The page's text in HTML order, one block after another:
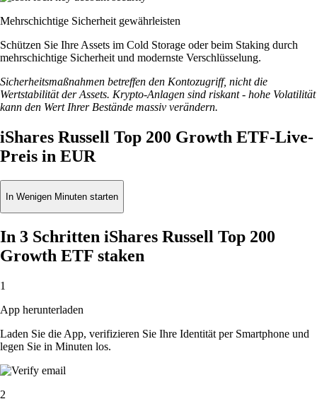
Mehrschichtige Sicherheit gewährleisten
Schützen Sie Ihre Assets im Cold Storage oder beim Staking durch
mehrschichtige Sicherheit und modernste Verschlüsselung.
Sicherheitsmaßnahmen betreffen den Kontozugriff, nicht die
Wertstabilität der Assets. Krypto-Anlagen sind riskant - hohe Volatilität
kann den Wert Ihrer Bestände massiv verändern.
iShares Russell Top 200 Growth ETF-Live-
Preis in EUR
In Wenigen Minuten starten
In 3 Schritten iShares Russell Top 200
Growth ETF staken
1
App herunterladen
Laden Sie die App, verifizieren Sie Ihre Identität per Smartphone und
legen Sie in Minuten los.
2